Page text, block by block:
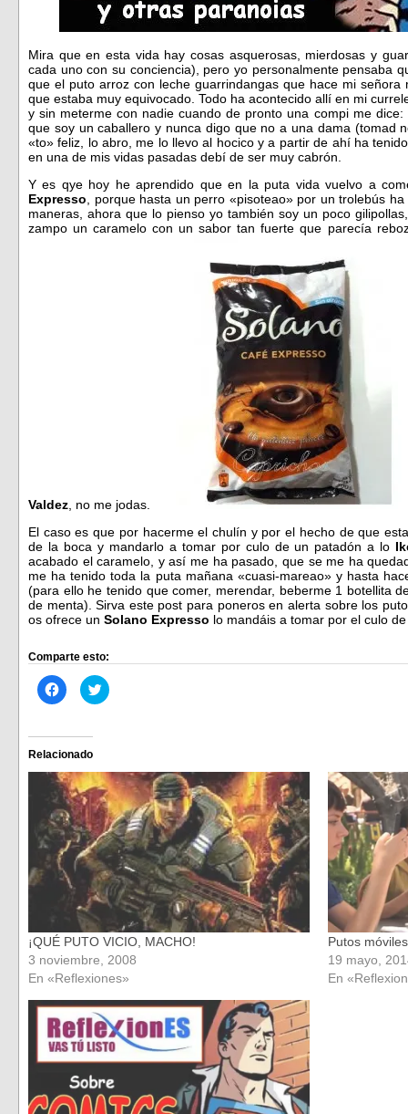
Mira que en esta vida hay cosas asquerosas, mierdosas y
cada uno con su conciencia), pero yo personalmente pensaba
que el puto arroz con leche guarrindangas que hace mi
que estaba muy equivocado. Todo ha acontecido allí en mi
y sin meterme con nadie cuando de pronto una compi me dice:
que soy un caballero y nunca digo que no a una dama (tomad
«to» feliz, lo abro, me lo llevo al hocico y a partir de ahí ha
en una de mis vidas pasadas debí de ser muy cabrón.
Y es qye hoy he aprendido que en la puta vida vuelvo a
Expresso , porque hasta un perro «pisoteao» por un trolebús
maneras, ahora que lo pienso yo también soy un poco
zampo un caramelo con un sabor tan fuerte que parecía
Valdez , no me jodas.
El caso es que por hacerme el chulín y por el hecho de que
de la boca y mandarlo a tomar por culo de un patadón a lo
acabado el caramelo, y así me ha pasado, que se me ha
me ha tenido toda la puta mañana «cuasi-mareao» y hasta
(para ello he tenido que comer, merendar, beberme 1 botellita
de menta). Sirva este post para poneros en alerta sobre los
os ofrece un Solano Expresso lo mandáis a tomar por el culo
Comparte esto:
Haz
clic
Facebook
(Se
abre
en
una
ventana
nueva)
Haz
clic
en
una
ventana
nueva)
Relacionado
¡QUÉ PUTO VICIO, MACHO!
3 noviembre, 2008
En «Reflexiones»
Putos móviles
19 mayo,
En